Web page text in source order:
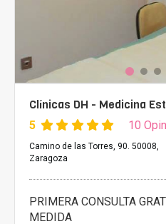
Clínicas DH - Medicina
5 10
Camino de las Torres, 90. 50008,
Zaragoza
PRIMERA CONSULTA
MEDIDA